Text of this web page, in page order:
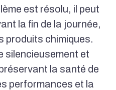
est résolu, il peut
la fin de la journée,
produits chimiques.
silencieusement et
la santé de
performances et la